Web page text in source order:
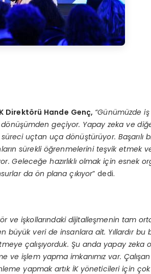
Direktörü Hande Genç, “Günümüzde iş
geçiyor. Yapay zeka ve
uçtan uça dönüştürüyor. Başarılı
sürekli öğrenmelerini teşvik etmek
Geleceğe hazırlıklı olmak için esnek
da ön plana çıkıyor” dedi.
ve işkollarındaki dijitalleşmenin tam
büyük veri de insanlara ait. Yıllardır bu
çalışıyorduk. Şu anda yapay zeka
ve işlem yapma imkanımız var.
yapmak artık İK yöneticileri için